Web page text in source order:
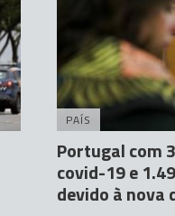
PAÍS
Portugal com
covid-19 e
devido à nova